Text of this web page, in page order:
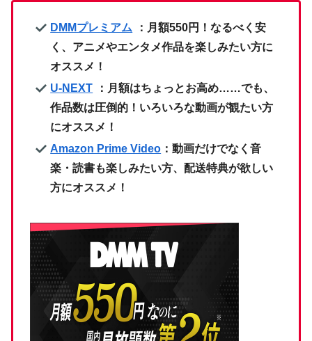
DMMプレミアム
：月額550円！なるべく安
く、アニメやエンタメ作品を楽しみたい方に
オススメ！
U-NEXT
：月額はちょっとお高め……でも、
作品数は圧倒的！いろいろな動画が観たい方
にオススメ！
Amazon Prime Video ：動画だけでなく音
楽・読書も楽しみたい方、配送特典が欲しい
方にオススメ！